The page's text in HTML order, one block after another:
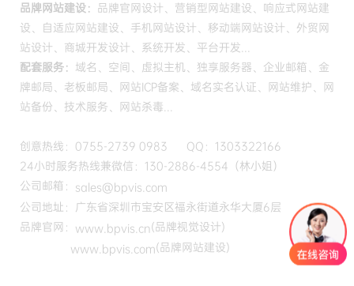
品牌网站建设： 品牌官网设计、营销型网站建设、响应式网站建
设、自适应网站建设、手机网站设计、移动端网站设计、外贸网
站设计、商城开发设计、系统开发、平台开发...
配套服务： 域名、空间、虚拟主机、独享服务器、企业邮箱、金
牌邮局、老板邮局、网站ICP备案、域名实名认证、网站维护、网
站备份、技术服务、网站杀毒...
创意热线：0755-2739 0983 QQ：1303322166
24小时服务热线兼微信：130-2886-4554（林小姐）
公司邮箱： sales@bpvis.com
公司地址：广东省深圳市宝安区福永街道永华大厦6层
品牌官网： www.bpvis.cn(品牌视觉设计)
www.bpvis.com(品牌网站建设)